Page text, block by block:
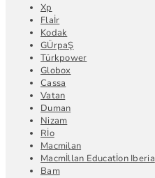
Xp
Flaİr
Kodak
GÜrpaŞ
Türkpower
Globox
Cassa
Vatan
Duman
Nizam
Rİo
Macmilan
Macmİllan Educatİon Iberia
Bam